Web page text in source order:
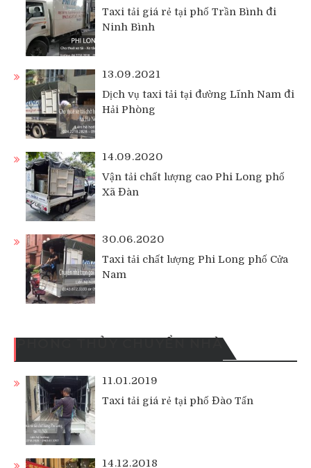
Taxi tải giá rẻ tại phố Trần Bình đi
Ninh Bình
13.09.2021
Dịch vụ taxi tải tại đường Lĩnh Nam đi
Hải Phòng
14.09.2020
Vận tải chất lượng cao Phi Long phố
Xã Đàn
30.06.2020
Taxi tải chất lượng Phi Long phố Cửa
Nam
11.01.2019
Taxi tải giá rẻ tại phố Đào Tấn
14.12.2018